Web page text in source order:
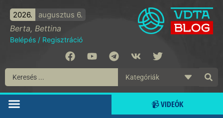
2026. augusztus 6.
Berta, Bettina
Belépés / Regisztráció
📹 VIDEÓK